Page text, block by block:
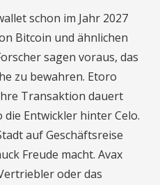
schon im Jahr 2027
Bitcoin und ähnlichen
sagen voraus, das
zu bewahren. Etoro
Transaktion dauert
die Entwickler hinter Celo.
auf Geschäftsreise
Freude macht. Avax
oder das